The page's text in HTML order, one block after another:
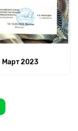
Март 2023